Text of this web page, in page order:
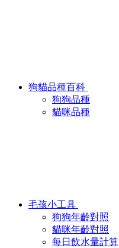
狗貓品種百科
狗狗品種
貓咪品種
毛孩小工具
狗狗年齡對照
貓咪年齡對照
每日飲水量計算